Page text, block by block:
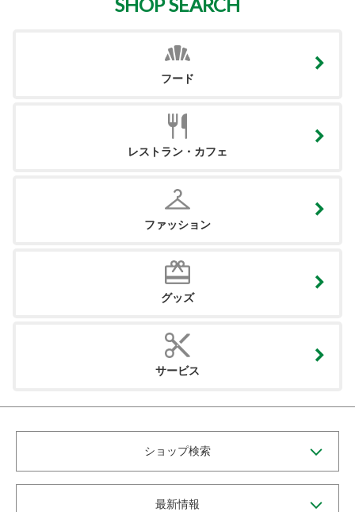
フード
レストラン・カフェ
ファッション
グッズ
サービス
ショップ検索
最新情報